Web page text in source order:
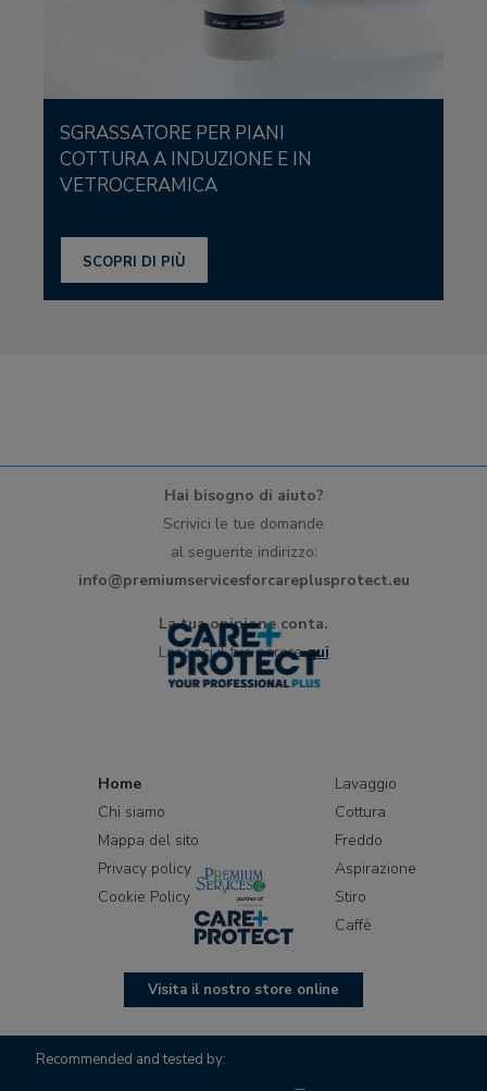
SGRASSATORE PER PIANI
COTTURA A INDUZIONE E IN
VETROCERAMICA
SCOPRI DI PIÙ
Hai bisogno di aiuto?
Scrivici le tue domande
al seguente indirizzo:
info@premiumservicesforcareplusprotect.eu
La tua opinione conta.
Lasciaci il tuo parerequi
Home
Chi siamo
Mappa del sito
Privacy policy
Cookie Policy
Lavaggio
Cottura
Freddo
Aspirazione
Stiro
Caffè
Visita il nostro store online
Recommended and tested by: